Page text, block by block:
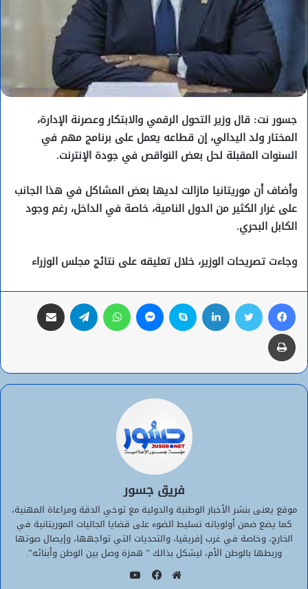
جسور نت: قال وزير التحول الرقمي والابتكار وعصرنة الإدارة،
المختار ولد اليدالي، إن قطاعه يعمل على برنامج مهم في
السنوات المقبلة لحل بعض النواقص في جودة الإنترنت.
وأضاف أن موريتانيا مازالت لديها بعض المشاكل في هذا الجانب
على غرار الكثير من الدول النامية، خاصة في الداخل، رغم وجود
الكابل البحري.
وجاءت تصريحات الوزير، خلال تعليقه على نتائج مجلس الوزراء
فيسبوك تويتر لينكدإن سكايب ماسنجر واتساب تيلقرام
طباعة
فريق جسور
موقع يعنى بنشر الأخبار الوطنية والدولية مع توخي الدقة ومراعاة المهنية،
كما يضع ضمن أولوياته تسليط الضوء على قضايا الجاليات الموريتانية في
الخارج، وخاصة في غرب إفريقيا، والتحديات التي تواجهها، وإيصال صوتها
وربطها بالوطن الأم، ليشكل بذالك ” همزة وصل بين الوطن وأبنائه”.